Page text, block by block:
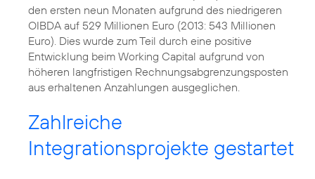
den ersten neun Monaten aufgrund des niedrigeren
OIBDA auf 529 Millionen Euro (2013: 543 Millionen
Euro). Dies wurde zum Teil durch eine positive
Entwicklung beim Working Capital aufgrund von
höheren langfristigen Rechnungsabgrenzungsposten
aus erhaltenen Anzahlungen ausgeglichen.
Zahlreiche
Integrationsprojekte gestartet